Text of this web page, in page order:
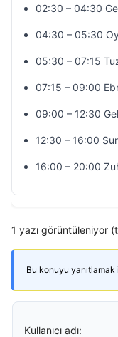
02:30 – 04:30
04:30 – 05:30
05:30 – 07:15
07:15 – 09:00
09:00 – 12:30 Gel
12:30 – 16:00
16:00 – 20:00
1 yazı görüntüleniyor
Bu konuyu yanıtlamak
Kullanıcı adı: